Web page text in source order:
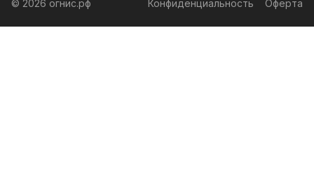
© 2026 огнис.рф Конфиденциальность Оферта